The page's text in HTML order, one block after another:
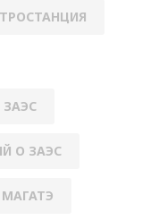
ЗАЭС
О ЗАЭС
МАГАТЭ